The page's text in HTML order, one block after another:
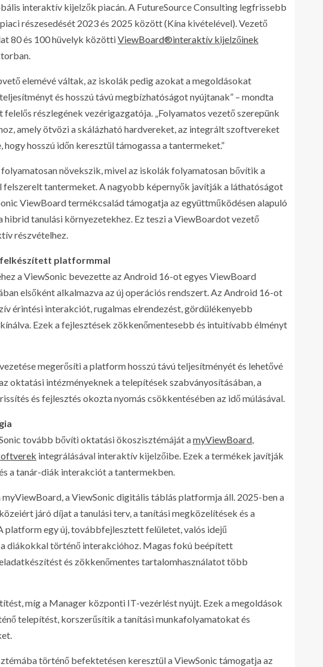
interaktív kijelzők piacán. A FutureSource Consulting legfrissebb
részesedését 2023 és 2025 között (Kína kivételével). Vezető
80 és 100 hüvelyk közöttiViewBoard®interaktív kijelzőinek
elemévé váltak, az iskolák pedig azokat a megoldásokat
és hosszú távú megbízhatóságot nyújtanak” – mondta
részlegének vezérigazgatója. „Folyamatos vezető szerepünk
amely ötvözi a skálázható hardvereket, az integrált szoftvereket
hosszú időn keresztül támogassa a tantermeket.”
növekszik, mivel az iskolák folyamatosan bővítik a
tantermeket. A nagyobb képernyők javítják a láthatóságot
ViewBoard termékcsalád támogatja az együttműködésen alapuló
tanulási környezetekhez. Ez teszi a ViewBoardot vezető
részvételhez.
platformmal
a ViewSonic bevezette az Android 16-ot egyes ViewBoard
elsőként alkalmazva az új operációs rendszert. Az Android 16-ot
érintési interakciót, rugalmas elrendezést, gördülékenyebb
Ezek a fejlesztések zökkenőmentesebb és intuitívabb élményt
megerősíti a platform hosszú távú teljesítményét és lehetővé
oktatási intézményeknek a telepítések szabványosításában, a
és fejlesztés okozta nyomás csökkentésében az idő múlásával.
tovább bővíti oktatási ökoszisztémáját amyViewBoard,
integrálásával interaktív kijelzőibe. Ezek a termékek javítják
a tanár-diák interakciót a tantermekben.
a ViewSonic digitális táblás platformja áll. 2025-ben a
járó díjat a tanulási terv, a tanítási megközelítések és a
platform egy új, továbbfejlesztett felületet, valós idejű
diákokkal történő interakcióhoz. Magas fokú beépített
és zökkenőmentes tartalomhasználatot több
míg a Manager központi IT-vezérlést nyújt. Ezek a megoldások
telepítést, korszerűsítik a tanítási munkafolyamatokat és
történő befektetésen keresztül a ViewSonic támogatja az